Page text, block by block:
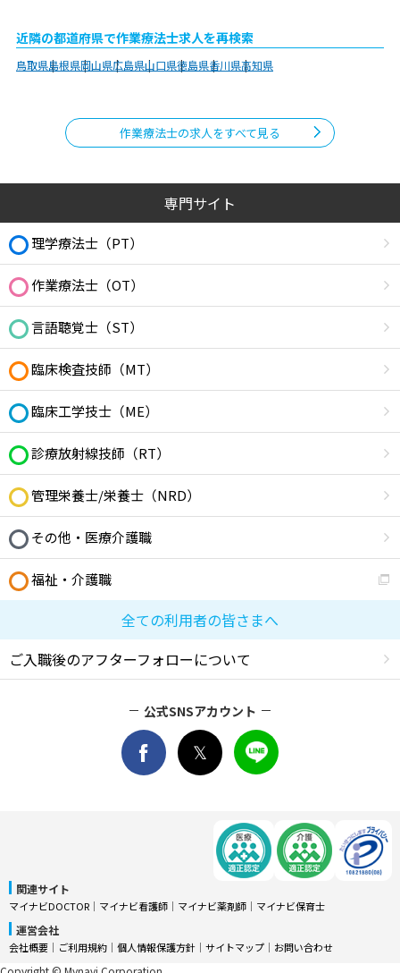
近隣の都道府県で作業療法士求人を再検索
鳥取県島根県岡山県広島県山口県徳島県香川県高知県
作業療法士の求人をすべて見る
専門サイト
理学療法士（PT）
作業療法士（OT）
言語聴覚士（ST）
臨床検査技師（MT）
臨床工学技士（ME）
診療放射線技師（RT）
管理栄養士/栄養士（NRD）
その他・医療介護職
福祉・介護職
全ての利用者の皆さまへ
ご入職後のアフターフォローについて
公式SNSアカウント
関連サイト
マイナビDOCTOR │ マイナビ看護師 │ マイナビ薬剤師 │ マイナビ保育士
運営会社
会社概要 │ ご利用規約 │ 個人情報保護方針 │ サイトマップ │ お問い合わせ